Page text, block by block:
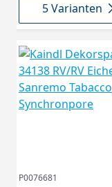
5 Varianten
P0076681